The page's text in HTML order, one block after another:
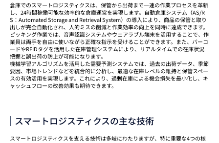
倉庫でのスマートロジスティクスは、保管から出荷まで一連の作業プロセスを革新
し、24時間稼働可能な効率的な倉庫運営を実現します。自動倉庫システム（AS/R
S：Automated Storage and Retrieval System）の導入により、商品の保管と取り
出しが完全自動化され、人的ミスの削減と作業効率の向上を同時に達成できます。
ピッキング作業では、音声認識システムやウェアラブル端末を活用することで、作
業員は両手を自由に使いながら正確な指示を受けることができます。また、バーコ
ードやRFIDタグを活用した在庫管理システムにより、リアルタイムでの在庫状況
把握と誤出荷の防止が可能になります。
機械学習アルゴリズムを活用した需要予測システムでは、過去の出荷データ、季節
要因、市場トレンドなどを統合的に分析し、最適な在庫レベルの維持と保管スペー
スの有効活用を実現します。これにより、過剰在庫による機会損失を最小化し、キ
ャッシュフローの改善効果も期待できます。
スマートロジスティクスの主な技術
スマートロジスティクスを支える技術は多岐にわたりますが、特に重要な4つの核